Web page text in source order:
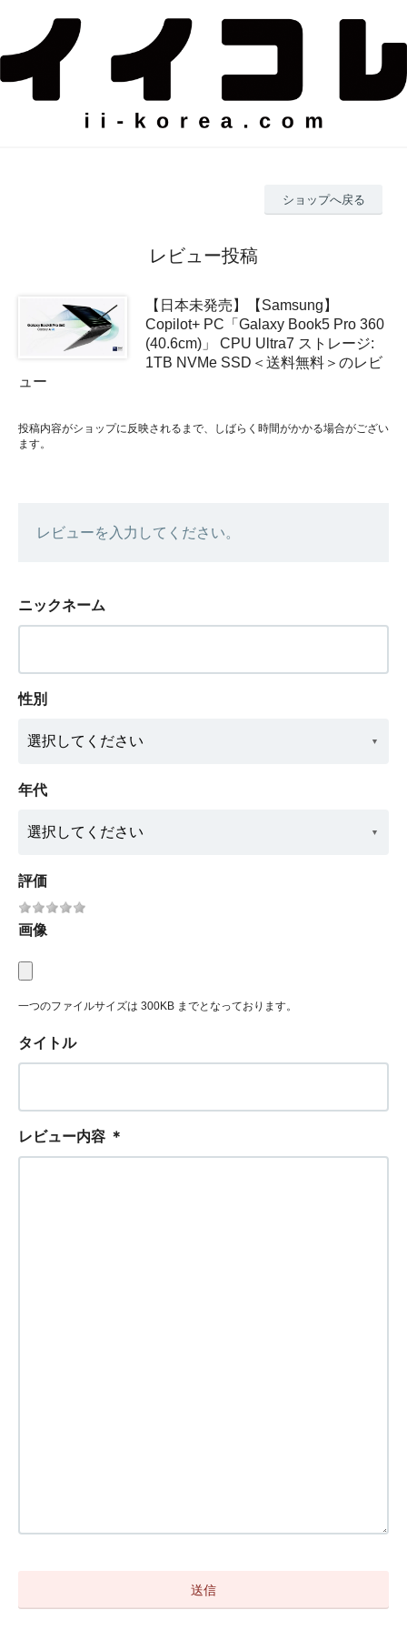
ショップへ戻る
レビュー投稿
【日本未発売】【Samsung】
Copilot+ PC「Galaxy Book5 Pro 360
(40.6cm)」 CPU Ultra7 ストレージ:
1TB NVMe SSD＜送料無料＞のレビ
ュー
投稿内容がショップに反映されるまで、しばらく時間がかかる場合がござい
ます。
レビューを入力してください。
ニックネーム
性別
年代
評価
画像
一つのファイルサイズは 300KB までとなっております。
タイトル
レビュー内容 ＊